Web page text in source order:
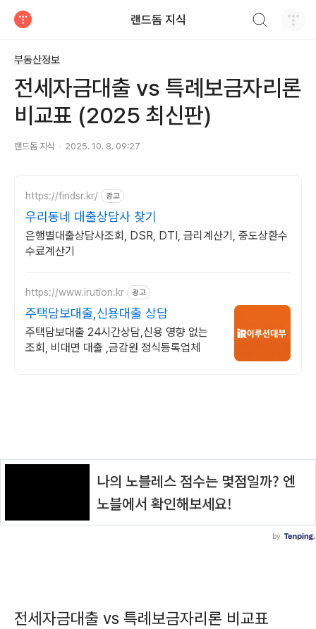
랜드돔 지식
부동산정보
전세자금대출 vs 특례보금자리론
비교표 (2025 최신판)
랜드돔 지식 2025. 10. 8. 09:27
https://findsr.kr/ 광고
우리동네 대출상담사 찾기
은행별대출상담사조회, DSR, DTI, 금리계산기, 중도상환수
수료계산기
https://www.irution.kr 광고
주택담보대출,신용대출 상담
주택담보대출 24시간상담,신용 영향 없는
조회, 비대면 대출 ,금감원 정식등록업체
전세자금대출 vs 특례보금자리론 비교표